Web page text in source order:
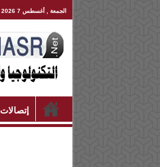
الجمعة , أغسطس 7 2026
إتصالات